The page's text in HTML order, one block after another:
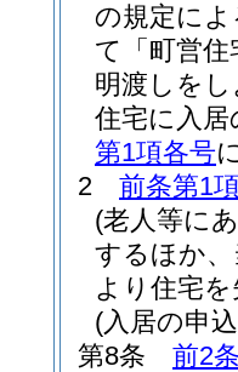
の規定に
て「町営
明渡しを
住宅に入
第1項各号
2
前条第1
(老人等に
するほか
より住宅
(入居の申
第8条
前2